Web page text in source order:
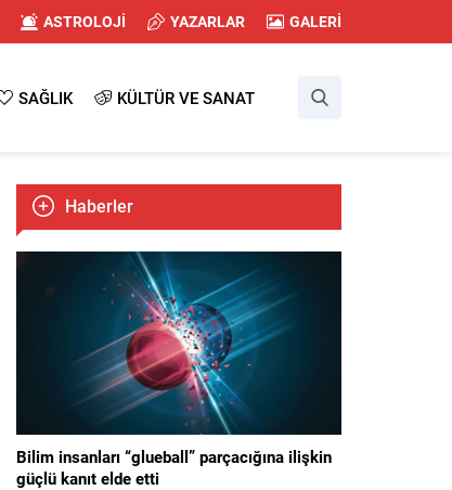
ASTROLOJİ YAZARLAR GALERİ
SAĞLIK KÜLTÜR VE SANAT
Haberler
Bilim insanları “glueball” parçacığına ilişkin
güçlü kanıt elde etti